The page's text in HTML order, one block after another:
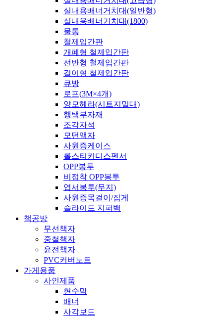
실내용배너거치대(일반형)
실내용배너거치대(1800)
물통
철제입간판
개폐형 철제입간판
선반형 철제입간판
걸이형 철제입간판
큐방
로프(3M×4개)
양모헤라(시트지밀대)
행택부자재
조각자석
모던액자
사원증케이스
롤스티커디스펜서
OPP봉투
비접착 OPP봉투
엽서봉투(무지)
사원증목걸이/집게
슬라이드 지퍼백
책공방
무선책자
중철책자
윤전책자
PVC커버노트
가게용품
사인제품
현수막
배너
사각보드